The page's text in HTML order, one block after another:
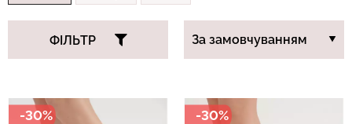
ФІЛЬТР
-30% -30%